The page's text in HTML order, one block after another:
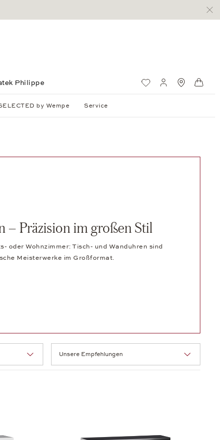
Philippe WunschlisteMein Konto
by Wempe Service
– Präzision im großen Stil
oder Wohnzimmer: Tisch- und Wanduhren sind
Meisterwerke im Großformat.